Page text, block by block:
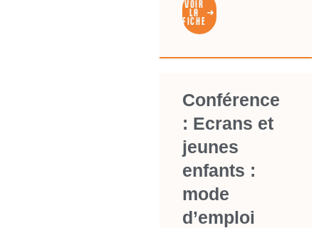
VOIR
LA
FICHE
Conférence
: Ecrans et
jeunes
enfants :
mode
d’emploi